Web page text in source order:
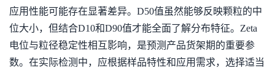
应用性能可能存在显著差异。D50值虽然能够反映颗粒的中
位大小，但结合D10和D90值才能全面了解分布特征。Zeta
电位与粒径稳定性相互影响，是预测产品货架期的重要参
数。在实际检测中，应根据样品特性和应用需求，选择适当